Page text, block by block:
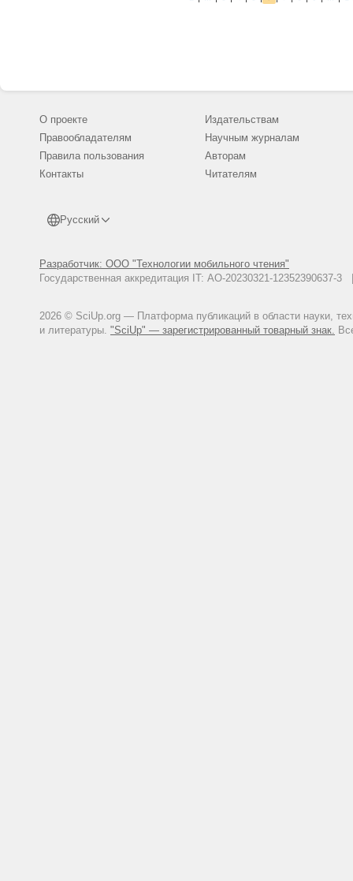
О проекте
Правообладателям
Правила пользования
Контакты
Русский
Разработчик: ООО "Технологии мобильного чтения"
Государственная аккредитация IT: АО-20230321-
2026 © SciUp.org — Платформа публикаций в области науки,
и литературы. "SciUp" — зарегистрированный товарный знак.
Издательствам
Научным журналам
Авторам
Читателям